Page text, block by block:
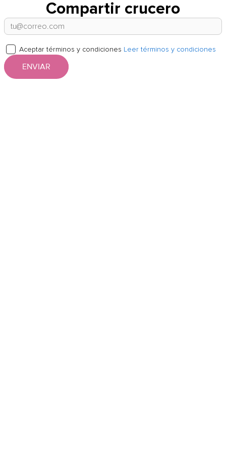
Compartir crucero
Aceptar términos y condiciones Leer términos y condiciones
ENVIAR